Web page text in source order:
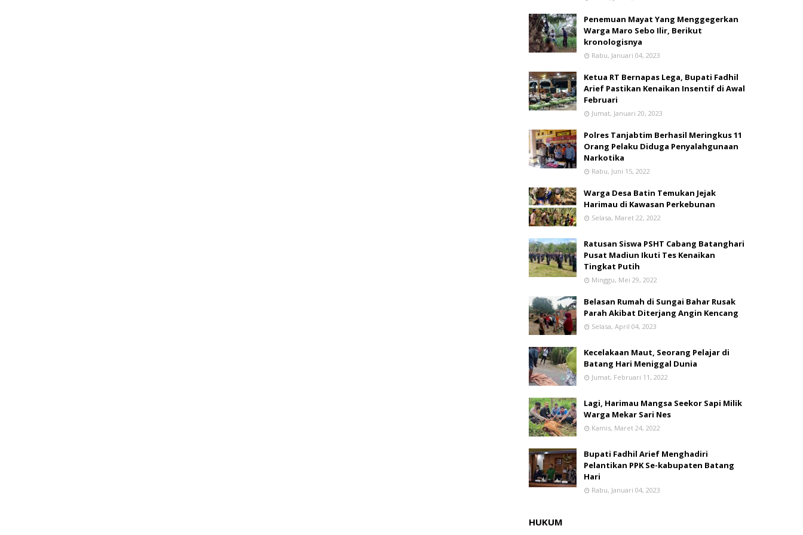
Penemuan Mayat Yang Menggegerkan
Warga Maro Sebo Ilir, Berikut
kronologisnya
Rabu, Januari 04, 2023
Ketua RT Bernapas Lega, Bupati Fadhil
Arief Pastikan Kenaikan Insentif di Awal
Februari
Jumat, Januari 20, 2023
Polres Tanjabtim Berhasil Meringkus 11
Orang Pelaku Diduga Penyalahgunaan
Narkotika
Rabu, Juni 15, 2022
Warga Desa Batin Temukan Jejak
Harimau di Kawasan Perkebunan
Selasa, Maret 22, 2022
Ratusan Siswa PSHT Cabang Batanghari
Pusat Madiun Ikuti Tes Kenaikan
Tingkat Putih
Minggu, Mei 29, 2022
Belasan Rumah di Sungai Bahar Rusak
Parah Akibat Diterjang Angin Kencang
Selasa, April 04, 2023
Kecelakaan Maut, Seorang Pelajar di
Batang Hari Meniggal Dunia
Jumat, Februari 11, 2022
Lagi, Harimau Mangsa Seekor Sapi Milik
Warga Mekar Sari Nes
Kamis, Maret 24, 2022
Bupati Fadhil Arief Menghadiri
Pelantikan PPK Se-kabupaten Batang
Hari
Rabu, Januari 04, 2023
HUKUM